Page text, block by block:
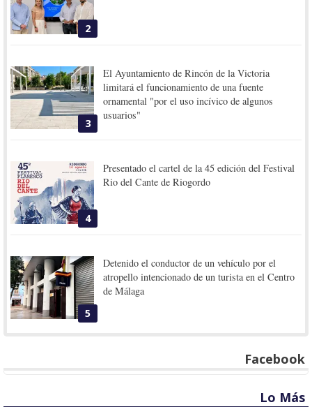
2
3
El Ayuntamiento de Rincón de la Victoria
limitará el funcionamiento de una fuente
ornamental "por el uso incívico de algunos
usuarios"
4
Presentado el cartel de la 45 edición del Festival
Rio del Cante de Riogordo
5
Detenido el conductor de un vehículo por el
atropello intencionado de un turista en el Centro
de Málaga
Facebook
Lo Más